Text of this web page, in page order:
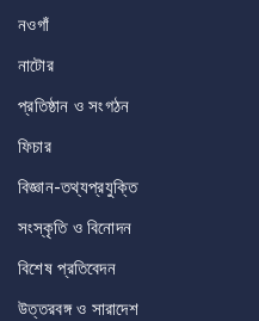
নওগাঁ
নাটোর
প্রতিষ্ঠান ও সংগঠন
ফিচার
বিজ্ঞান-তথ্যপ্রযুক্তি
সংস্কৃতি ও বিনোদন
বিশেষ প্রতিবেদন
উত্তরবঙ্গ ও সারাদেশ